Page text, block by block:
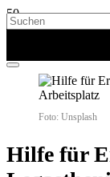
Foto: Unsplash
Hilfe für